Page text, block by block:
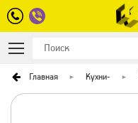
Главная Кухни-